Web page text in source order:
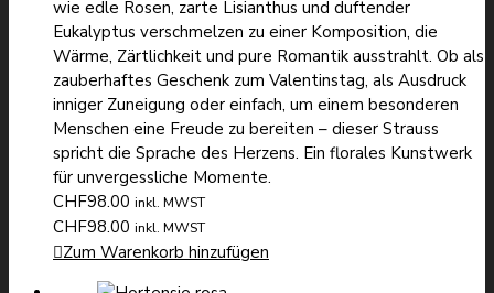
wie edle Rosen, zarte Lisianthus und duftender
Eukalyptus verschmelzen zu einer Komposition, die
Wärme, Zärtlichkeit und pure Romantik ausstrahlt. Ob als
zauberhaftes Geschenk zum Valentinstag, als Ausdruck
inniger Zuneigung oder einfach, um einem besonderen
Menschen eine Freude zu bereiten – dieser Strauss
spricht die Sprache des Herzens. Ein florales Kunstwerk
für unvergessliche Momente.
CHF98.00 inkl. MWST
CHF98.00 inkl. MWST
Zum Warenkorb hinzufügen